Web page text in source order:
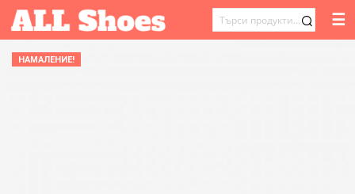
ТЪРСЕНЕ
☰
НАМАЛЕНИЕ!